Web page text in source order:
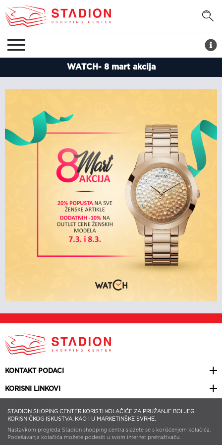
STADION SHOPING CENTER KORISTI KOLAČIĆE ZA PRUŽANJE BOLJEG
KORISNIČKOG ISKUSTVA, KAO I U MARKETINŠKE SVRHE.
Nastavkom pregleda Stadion shopping centra slažete se s korišćenjem kolačića.
Podešavanja kolačića možete podesiti u svom internet pretraživaču.
WATCH- 8 mart akcija
KONTAKT PODACI
KORISNI LINKOVI
© 2026 STADION SHOPPING CENTER | ALL RIGHTS RESERVED | WEB
DESIGN BYSMART WEB